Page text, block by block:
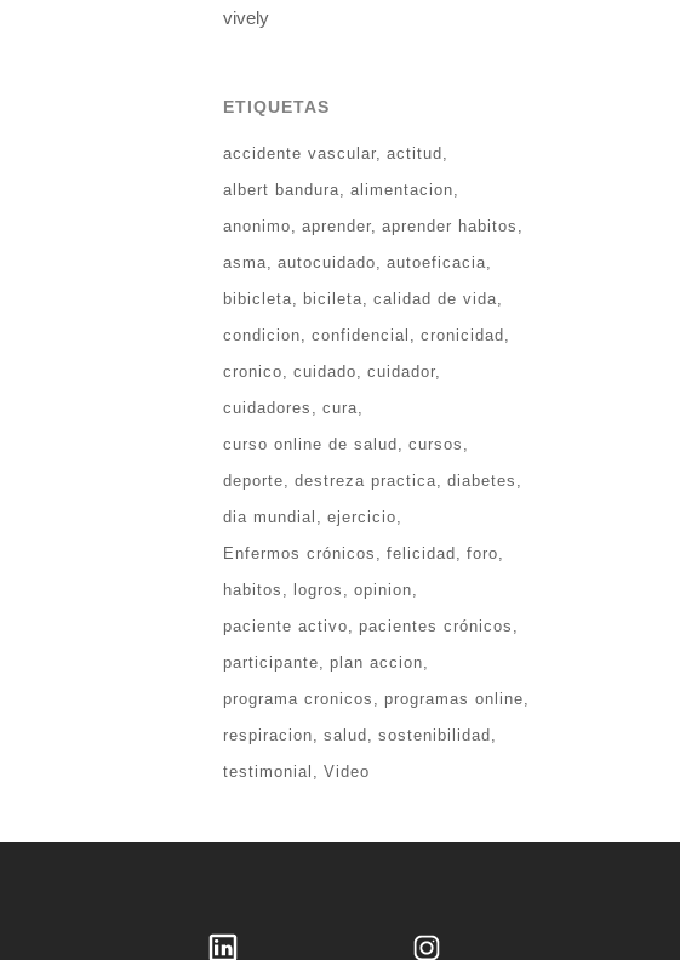
vively
ETIQUETAS
accidente vascular actitud
albert bandura alimentacion
anonimo
aprender aprender habitos
asma autocuidado
autoeficacia
bibicleta
bicileta calidad de vida
condicion
confidencial
cronicidad
cronico
cuidado
cuidador
cuidadores
cura
curso online de salud
cursos
deporte
destreza practica diabetes
dia mundial
ejercicio
Enfermos crónicos
felicidad
foro
habitos
logros
opinion
paciente activo
pacientes crónicos
participante
plan accion
programa cronicos
programas online
respiracion
salud
sostenibilidad
testimonial
Video